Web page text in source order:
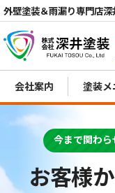
外壁塗装＆雨漏り専門店深
会社案内 塗装メ
お客様
今まで関わ